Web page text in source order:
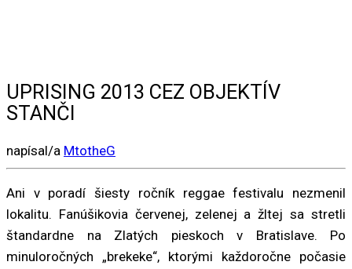
UPRISING 2013 CEZ OBJEKTÍV
STANČI
napísal/a MtotheG
Ani v poradí šiesty ročník reggae festivalu nezmenil
lokalitu. Fanúšikovia červenej, zelenej a žltej sa stretli
štandardne na Zlatých pieskoch v Bratislave. Po
minuloročných „brekeke“, ktorými každoročne počasie